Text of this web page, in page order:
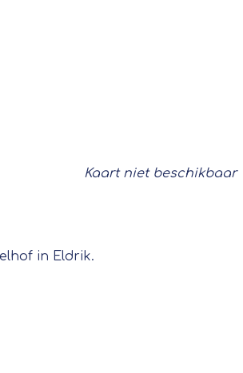
Kaart niet beschikbaar
in Eldrik.